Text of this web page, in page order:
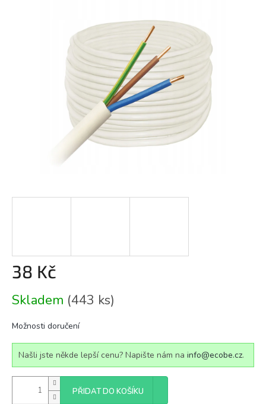
38 Kč
cena:
Skladem (443 ks)
Možnosti doručení
Našli jste někde lepší cenu? Napište nám na info@ecobe.cz.
PŘIDAT DO KOŠÍKU